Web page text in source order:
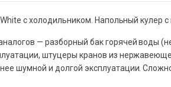
White с холодильником. Напольный
— разборный бак горячей воды
штуцеры кранов из
шумной и долгой эксплуатации.